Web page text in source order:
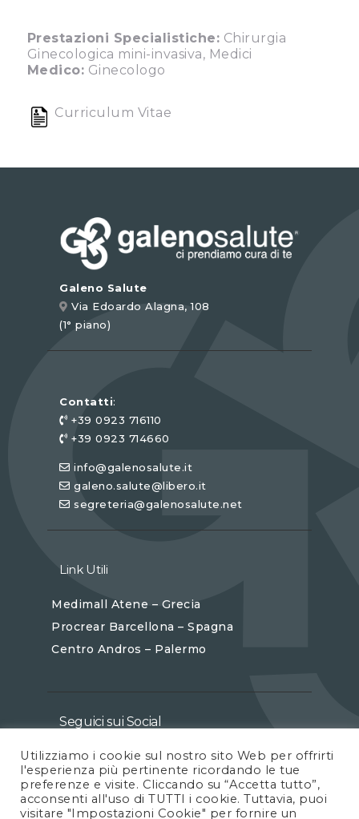
Prestazioni Specialistiche: Chirurgia
Ginecologica mini-invasiva, Medici
Medico: Ginecologo
Curriculum Vitae
Galeno Salute
Via Edoardo Alagna, 108
(1° piano)
Contatti:
+39 0923 716110
+39 0923 714660
info@galenosalute.it
galeno.salute@libero.it
segreteria@galenosalute.net
Link Utili
Medimall Atene – Grecia
Procrear Barcellona – Spagna
Centro Andros – Palermo
Seguici sui Social
Utilizziamo i cookie sul nostro sito Web per offrirti
l'esperienza più pertinente ricordando le tue
preferenze e visite. Cliccando su “Accetta tutto”,
acconsenti all'uso di TUTTI i cookie. Tuttavia, puoi
visitare "Impostazioni Cookie" per fornire un